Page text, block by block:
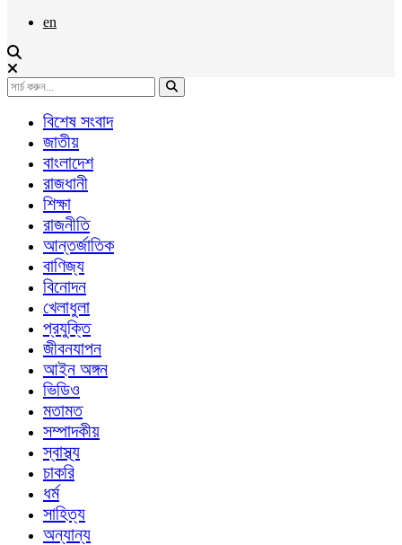
en
বিশেষ সংবাদ
জাতীয়
বাংলাদেশ
রাজধানী
শিক্ষা
রাজনীতি
আন্তর্জাতিক
বাণিজ্য
বিনোদন
খেলাধুলা
প্রযুক্তি
জীবনযাপন
আইন অঙ্গন
ভিডিও
মতামত
সম্পাদকীয়
স্বাস্থ্য
চাকরি
ধর্ম
সাহিত্য
অন্যান্য